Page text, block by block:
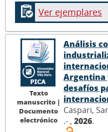
Ver ejemplares
Texto
manuscrito |
Documento
electrónico
Análisis
Argentina
desafíos
Caspari,
.- , 2026.